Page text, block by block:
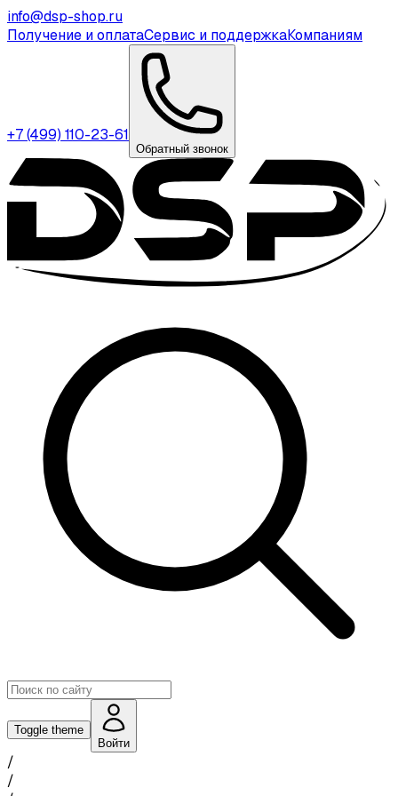
info@dsp-shop.ru
Получение и оплатаСервис и поддержкаКомпаниям
+7 (499) 110-23-61
Обратный звонок
Toggle theme
Войти
/
/